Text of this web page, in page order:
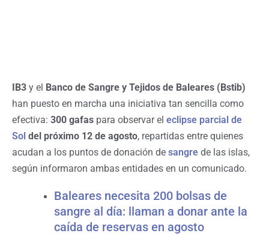
IB3 y el Banco de Sangre y Tejidos de Baleares (Bstib)
han puesto en marcha una iniciativa tan sencilla como
efectiva: 300 gafas para observar el eclipse parcial de
Sol del próximo 12 de agosto, repartidas entre quienes
acudan a los puntos de donación de sangre de las islas,
según informaron ambas entidades en un comunicado.
Baleares necesita 200 bolsas de
sangre al día: llaman a donar ante la
caída de reservas en agosto